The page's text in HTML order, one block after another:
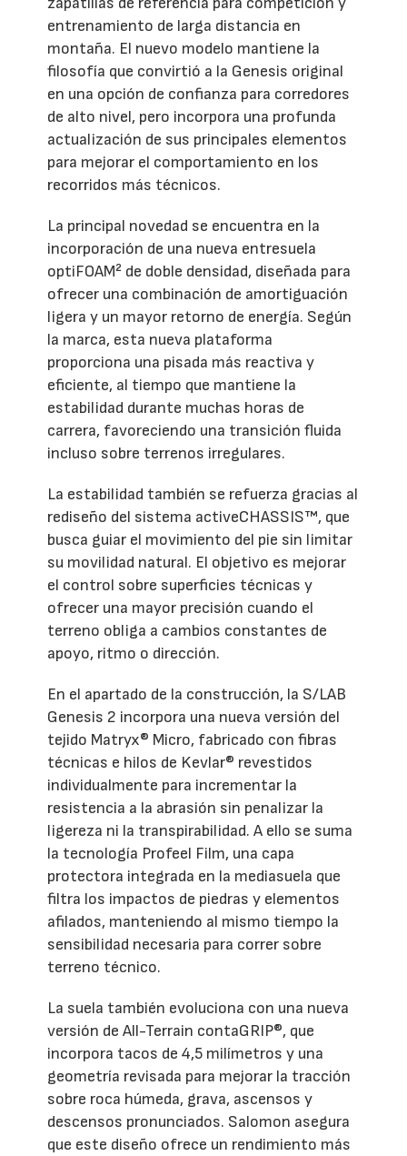
entrenamiento de larga distancia en
montaña. El nuevo modelo mantiene la
filosofía que convirtió a la Genesis original
en una opción de confianza para corredores
de alto nivel, pero incorpora una profunda
actualización de sus principales elementos
para mejorar el comportamiento en los
recorridos más técnicos.
La principal novedad se encuentra en la
incorporación de una nueva entresuela
optiFOAM² de doble densidad, diseñada para
ofrecer una combinación de amortiguación
ligera y un mayor retorno de energía. Según
la marca, esta nueva plataforma
proporciona una pisada más reactiva y
eficiente, al tiempo que mantiene la
estabilidad durante muchas horas de
carrera, favoreciendo una transición fluida
incluso sobre terrenos irregulares.
La estabilidad también se refuerza gracias al
rediseño del sistema activeCHASSIS™, que
busca guiar el movimiento del pie sin limitar
su movilidad natural. El objetivo es mejorar
el control sobre superficies técnicas y
ofrecer una mayor precisión cuando el
terreno obliga a cambios constantes de
apoyo, ritmo o dirección.
En el apartado de la construcción, la S/LAB
Genesis 2 incorpora una nueva versión del
tejido Matryx® Micro, fabricado con fibras
técnicas e hilos de Kevlar® revestidos
individualmente para incrementar la
resistencia a la abrasión sin penalizar la
ligereza ni la transpirabilidad. A ello se suma
la tecnología Profeel Film, una capa
protectora integrada en la mediasuela que
filtra los impactos de piedras y elementos
afilados, manteniendo al mismo tiempo la
sensibilidad necesaria para correr sobre
terreno técnico.
La suela también evoluciona con una nueva
versión de All-Terrain contaGRIP®, que
incorpora tacos de 4,5 milímetros y una
geometría revisada para mejorar la tracción
sobre roca húmeda, grava, ascensos y
descensos pronunciados. Salomon asegura
que este diseño ofrece un rendimiento más